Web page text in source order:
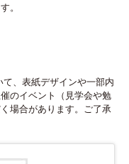
。
、表紙デザインや一部内
のイベント（見学会や勉
場合があります。ご了承